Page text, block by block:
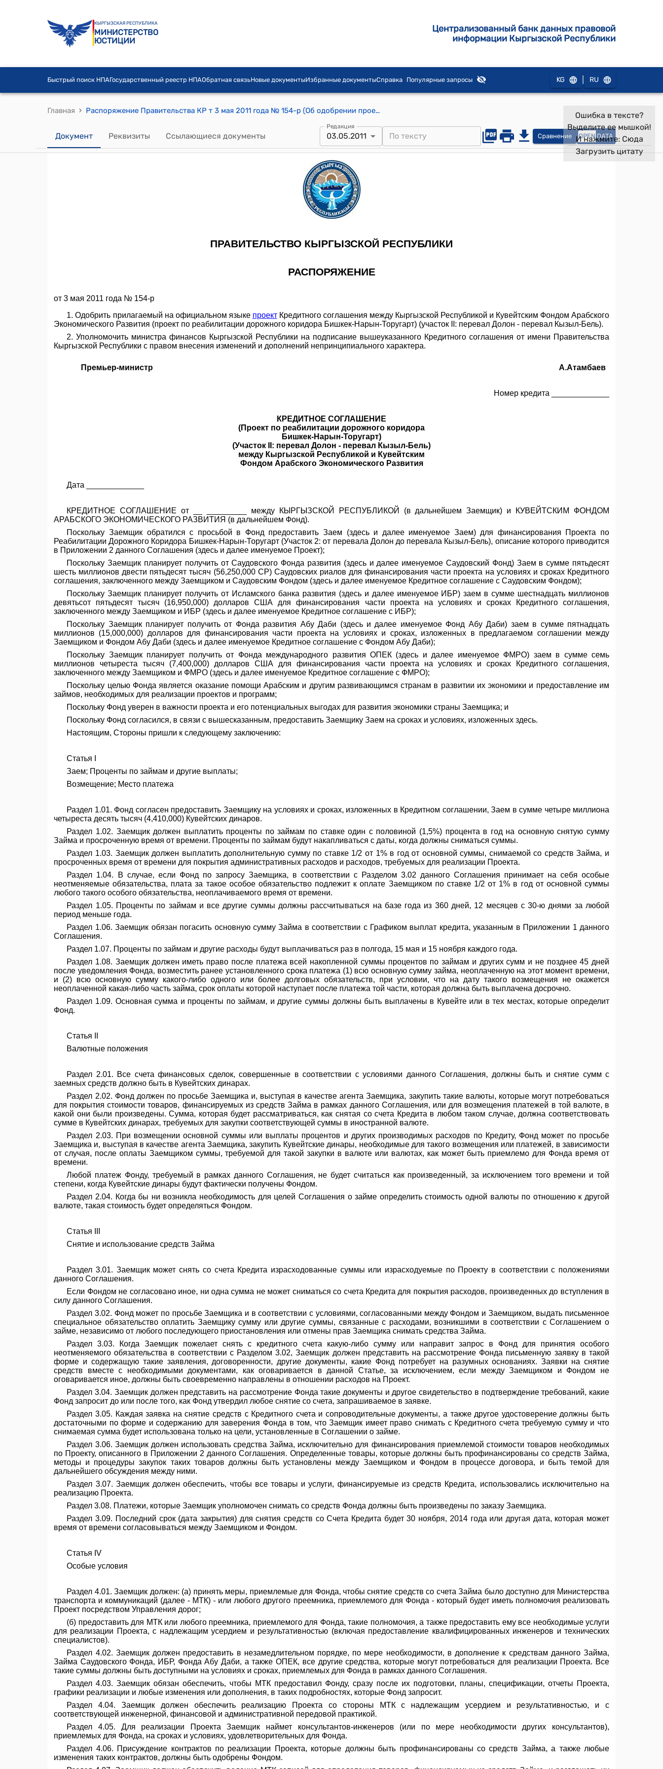
КЫРГЫЗСКАЯ РЕСПУБЛИКА
МИНИСТЕРСТВО
ЮСТИЦИИ
Централизованный банк данных правовой
информации Кыргызской Республики
Быстрый поиск НПАГосударственный реестр НПАОбратная связьНовые документыИзбранные документыСправка Популярные запросы KG RU
Главная › Распоряжение Правительства КР т 3 мая 2011 года № 154-р (Об одобрении проекта Кредитного соглашения между Кыргызской Республикой и Кувейтским Фондом Арабского Экономического Развития (проект по реабилитации дорожного коридора Бишкек-Нарын-Торугарт) (участок II: перевал Долон - перевал Кызыл-Бель)
Документ Реквизиты Ссылающиеся документы
Редакция
03.05.2011 Сравнение OPEN DATA
Ошибка в тексте?
Выделите ее мышкой!
И нажмите: Сюда
Загрузить цитату